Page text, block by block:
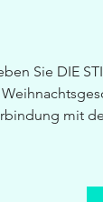
Sie DIE
mit